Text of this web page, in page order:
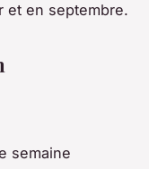
et en septembre.
semaine